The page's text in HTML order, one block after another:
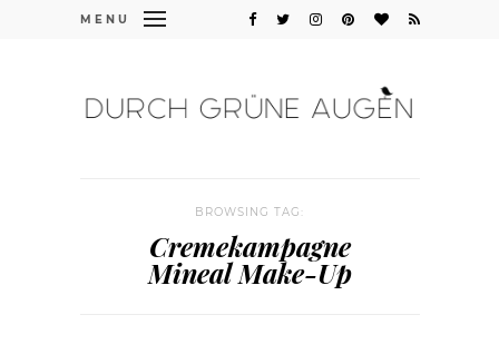
MENU
BROWSING TAG:
Cremekampagne
Mineal Make-Up